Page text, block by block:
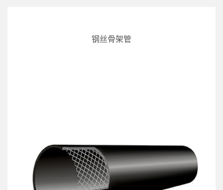
钢丝骨架管